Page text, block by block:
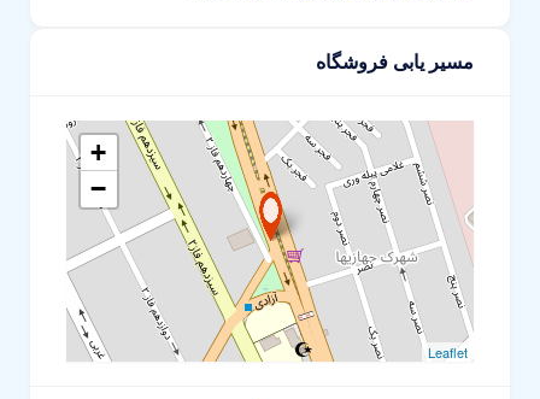
مسیر یابی فروشگاه
+
−
Leaflet